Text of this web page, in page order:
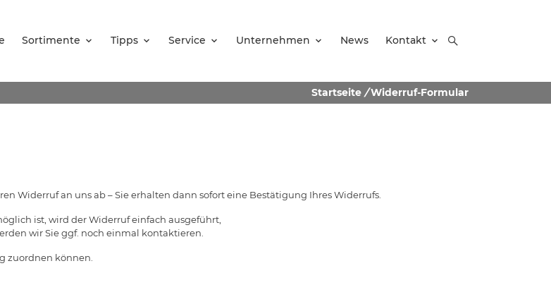
Sortimente Tipps Service Unternehmen News Kontakt
Startseite / Widerruf-Formular
Widerruf an uns ab – Sie erhalten dann sofort eine Bestätigung Ihres Widerrufs.
ist, wird der Widerruf einfach ausgeführt,
wir Sie ggf. noch einmal kontaktieren.
zuordnen können.